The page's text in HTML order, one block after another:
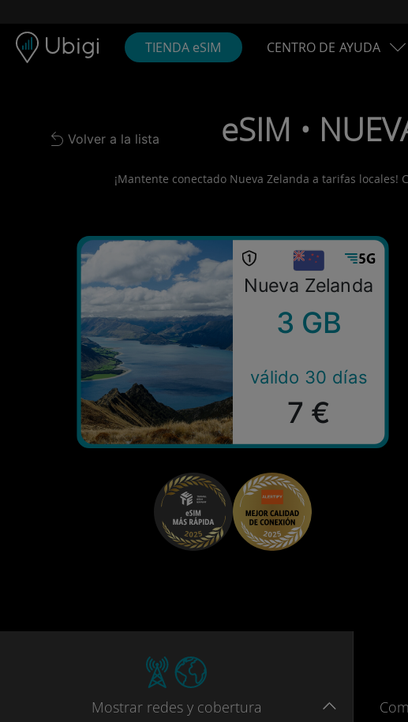
TIENDA eSIM CENTRO DE AYUDA
Back to list
Volver a la lista eSIM •
¡Mantente conectado Nueva Zelanda a tarifas
Nueva Zelanda
3 GB
válido 30 días
7 €
Mostrar redes y cobertura